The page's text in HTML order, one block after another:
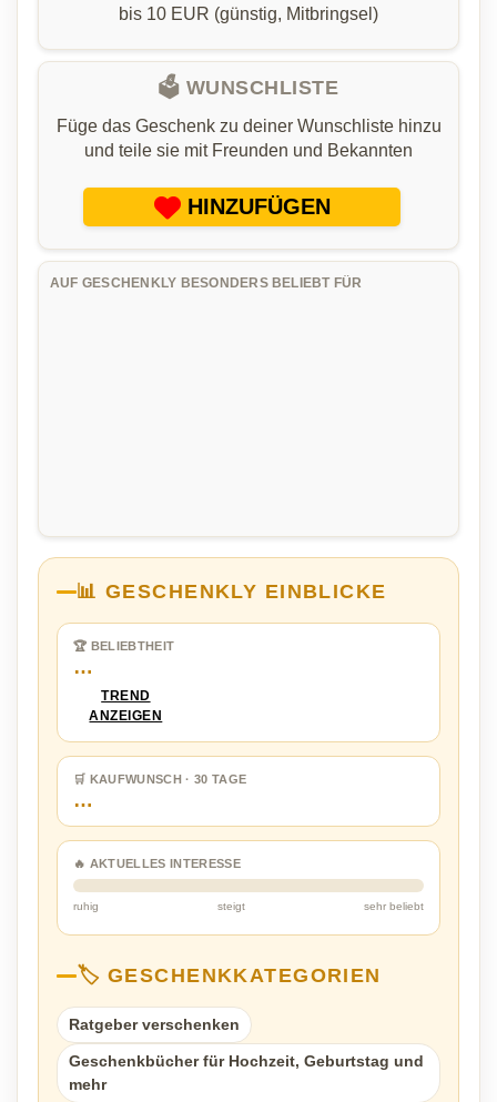
bis 10 EUR (günstig, Mitbringsel)
🗳️ WUNSCHLISTE
Füge das Geschenk zu deiner Wunschliste hinzu
und teile sie mit Freunden und Bekannten
HINZUFÜGEN
AUF GESCHENKLY BESONDERS BELIEBT FÜR
📊 GESCHENKLY EINBLICKE
🏆 BELIEBTHEIT
…
TREND
ANZEIGEN
🛒 KAUFWUNSCH · 30 TAGE
…
🔥 AKTUELLES INTERESSE
ruhig steigt sehr beliebt
🏷️ GESCHENKKATEGORIEN
Ratgeber verschenken
Geschenkbücher für Hochzeit, Geburtstag und
mehr